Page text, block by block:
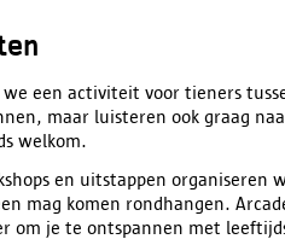
een activiteit voor tieners
maar luisteren ook graag
welkom.
en uitstappen
mag komen rondhangen.
om je te ontspannen met